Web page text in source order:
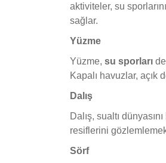
aktiviteler, su
sağlar.
Yüzme
Yüzme, su sporları
Kapalı havuzlar,
Dalış
Dalış, sualtı
resiflerini
Sörf